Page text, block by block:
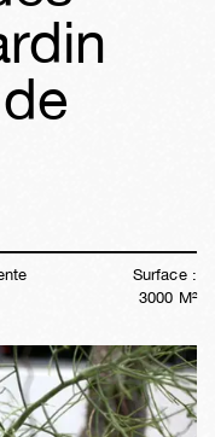
Surface :
3000 M²